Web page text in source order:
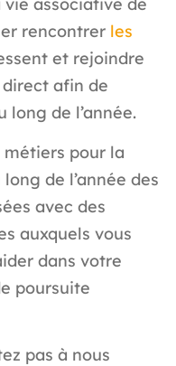
rencontrer les
et rejoindre
afin de
long de l’année.
pour la
de l’année des
avec des
auxquels vous
dans votre
poursuite
pas à nous